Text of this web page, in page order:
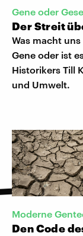
Gene oder
Der Streit
Was macht
Gene oder ist
Historikers Till
und Umwelt.
Moderne
Den Code